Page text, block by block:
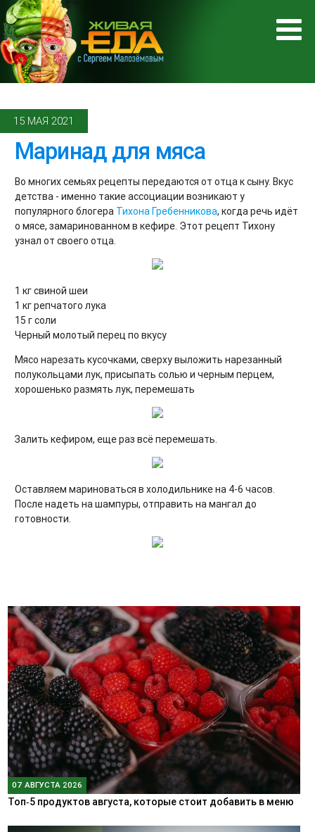
15 МАЯ 2021
Маринад для мяса
Во многих семьях рецепты передаются от отца к сыну. Вкус
детства - именно такие ассоциации возникают у
популярного блогера Тихона Гребенникова, когда речь идёт
о мясе, замаринованном в кефире. Этот рецепт Тихону
узнал от своего отца.
1 кг свиной шеи
1 кг репчатого лука
15 г соли
Черный молотый перец по вкусу
Мясо нарезать кусочками, сверху выложить нарезанный
полукольцами лук, присыпать солью и черным перцем,
хорошенько размять лук, перемешать
Залить кефиром, еще раз всё перемешать.
Оставляем мариноваться в холодильнике на 4-6 часов.
После надеть на шампуры, отправить на мангал до
готовности.
07 АВГУСТА 2026
Топ‑5 продуктов августа, которые стоит добавить в меню